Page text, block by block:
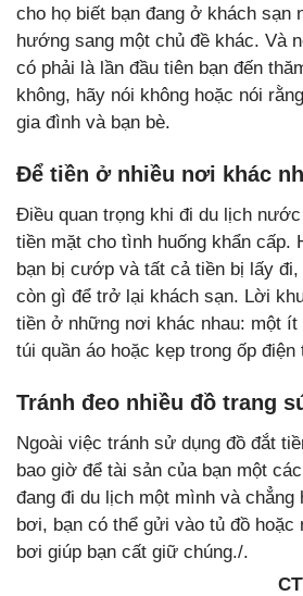
cho họ biết bạn đang ở khách sạn
hướng sang một chủ đề khác. Và
có phải là lần đầu tiên bạn đến
không, hãy nói không hoặc nói
gia đình và bạn bè.
Để tiền ở nhiều nơi khác
Điều quan trọng khi đi du lịch
tiền mặt cho tình huống khẩn cấp.
bạn bị cướp và tất cả tiền bị lấy đi,
còn gì để trở lại khách sạn. Lời
tiền ở những nơi khác nhau: một
túi quần áo hoặc kẹp trong ốp điện
Tránh đeo nhiều đồ trang
Ngoài việc tránh sử dụng đồ đắt
bao giờ để tài sản của bạn một
đang đi du lịch một mình và chẳng
bơi, bạn có thể gửi vào tủ đồ hoặc
bơi giúp bạn cất giữ chúng./.